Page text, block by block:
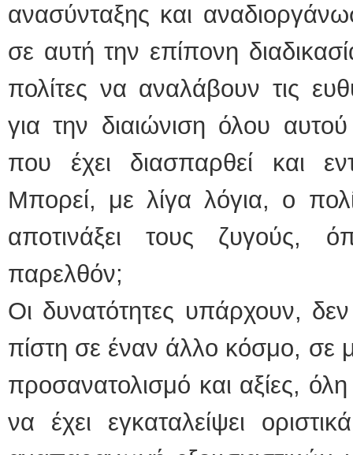
ανασύνταξης και
σε αυτή την επίπονη
πολίτες να αναλάβουν τις
για την διαιώνιση όλου
που έχει διασπαρθεί και
Μπορεί, με λίγα λόγια, ο
αποτινάξει τους ζυγούς,
παρελθόν;
Οι δυνατότητες υπάρχουν,
πίστη σε έναν άλλο κόσμο, σε
προσανατολισμό και αξίες,
να έχει εγκαταλείψει